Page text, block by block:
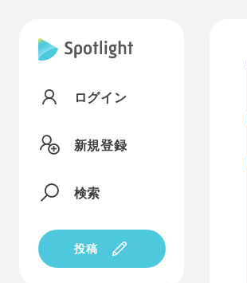
ログイン
新規登録
検索
投稿